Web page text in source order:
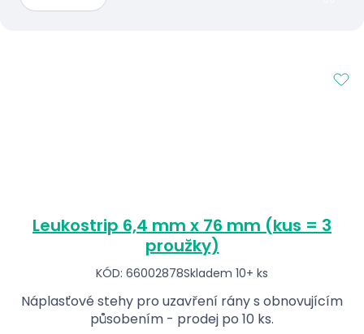
Leukostrip 6,4 mm x 76 mm (kus = 3
proužky)
KÓD: 66002878Skladem 10+ ks
Náplasťové stehy pro uzavření rány s obnovujícím
působením - prodej po 10 ks.